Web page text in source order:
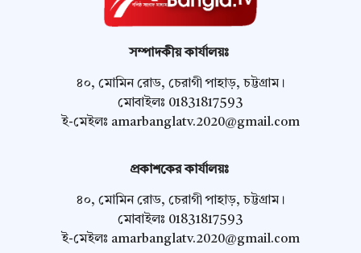
সম্পাদকীয় কার্যালয়ঃ
৪০, মোমিন রোড, চেরাগী পাহাড়, চট্টগ্রাম।
মোবাইলঃ 01831817593
ই-মেইলঃ amarbanglatv.2020@gmail.com
প্রকাশকের কার্যালয়ঃ
৪০, মোমিন রোড, চেরাগী পাহাড়, চট্টগ্রাম।
মোবাইলঃ 01831817593
ই-মেইলঃ amarbanglatv.2020@gmail.com